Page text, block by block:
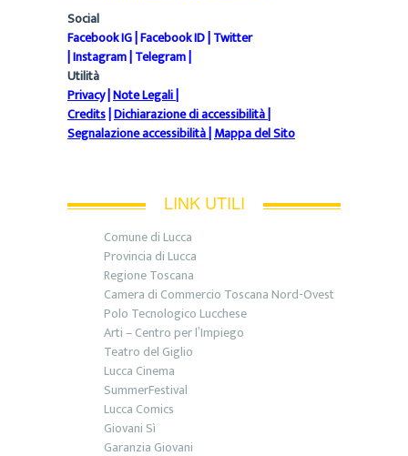
Social
Facebook IG|Facebook ID|Twitter
|Instagram|Telegram|
Utilità
Privacy|Note Legali|
Credits|Dichiarazione di accessibilità|
Segnalazione accessibilità|Mappa del Sito
LINK UTILI
Comune di Lucca
Provincia di Lucca
Regione Toscana
Camera di Commercio Toscana Nord-Ovest
Polo Tecnologico Lucchese
Arti – Centro per l’Impiego
Teatro del Giglio
Lucca Cinema
SummerFestival
Lucca Comics
Giovani Sì
Garanzia Giovani